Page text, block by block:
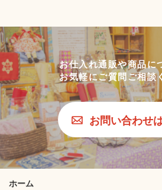
お仕入れ通販や商品に
お気軽にご質問ご相談
お問い合わせ
ホーム